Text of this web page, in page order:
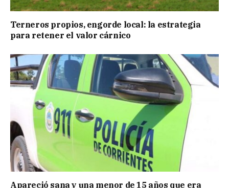
Terneros propios, engorde local: la estrategia
para retener el valor cárnico
Apareció sana y una menor de 15 años que era